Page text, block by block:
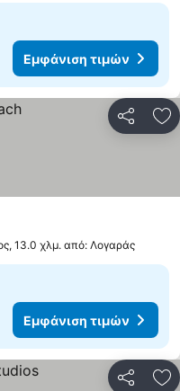
Εμφάνιση τιμών
13.0 χλμ. από: Λογαράς
Εμφάνιση τιμών